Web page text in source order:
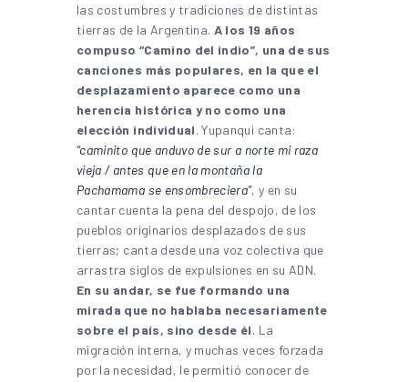
las costumbres y tradiciones de distintas
tierras de la Argentina. A los 19 años
compuso “Camino del indio”, una de sus
canciones más populares, en la que el
desplazamiento aparece como una
herencia histórica y no como una
elección individual. Yupanqui canta:
“caminito que anduvo de sur a norte mi raza
vieja / antes que en la montaña la
Pachamama se ensombreciera”, y en su
cantar cuenta la pena del despojo, de los
pueblos originarios desplazados de sus
tierras; canta desde una voz colectiva que
arrastra siglos de expulsiones en su ADN.
En su andar, se fue formando una
mirada que no hablaba necesariamente
sobre el país, sino desde él. La
migración interna, y muchas veces forzada
por la necesidad, le permitió conocer de